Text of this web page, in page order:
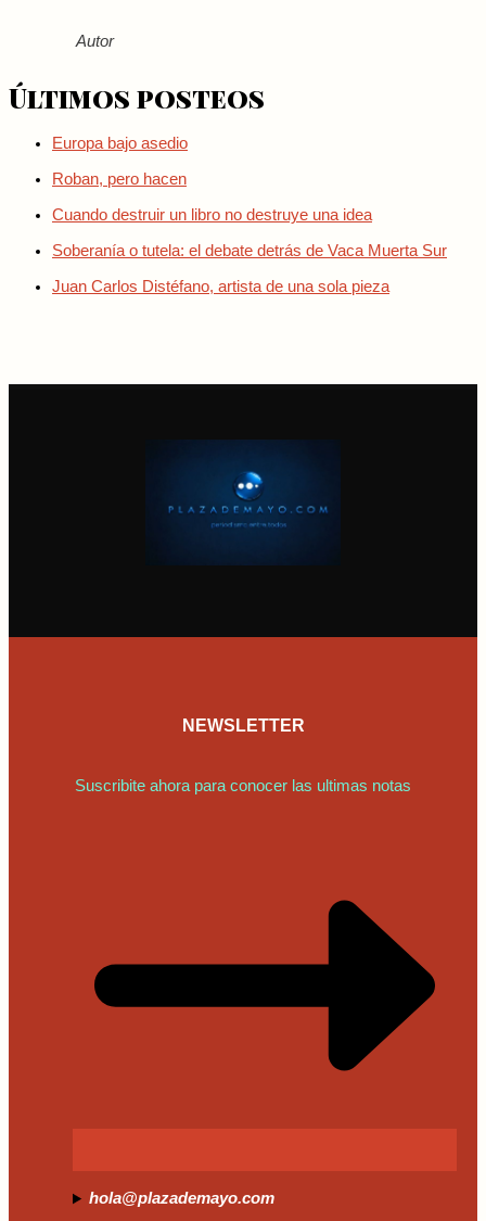
Autor
Últimos posteos
Europa bajo asedio
Roban, pero hacen
Cuando destruir un libro no destruye una idea
Soberanía o tutela: el debate detrás de Vaca Muerta Sur
Juan Carlos Distéfano, artista de una sola pieza
NEWSLETTER
Suscribite ahora para conocer las ultimas notas
hola@plazademayo.com